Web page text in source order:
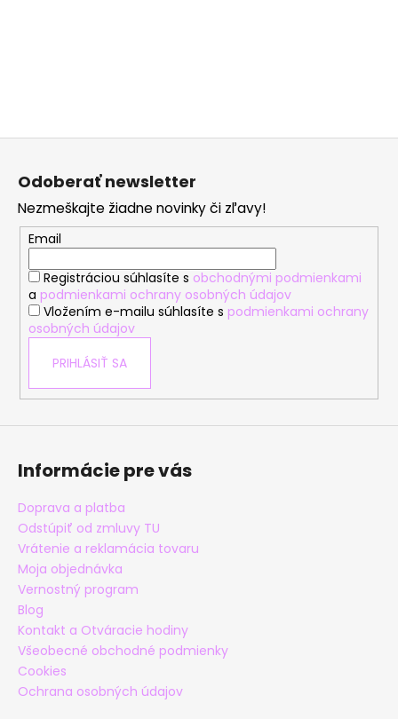
Z
Odoberať newsletter
Nezmeškajte žiadne novinky či zľavy!
Email
Registráciou súhlasíte s obchodnými podmienkami
a podmienkami ochrany osobných údajov
Vložením e-mailu súhlasíte s podmienkami ochrany
osobných údajov
PRIHLÁSIŤ SA
Informácie pre vás
Doprava a platba
Odstúpiť od zmluvy TU
Vrátenie a reklamácia tovaru
Moja objednávka
Vernostný program
Blog
Kontakt a Otváracie hodiny
Všeobecné obchodné podmienky
Cookies
Ochrana osobných údajov